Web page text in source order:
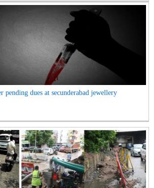
pending dues at secunderabad jewellery